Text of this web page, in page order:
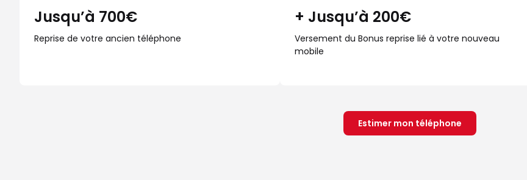
Jusqu’à 700€
Reprise de votre ancien téléphone
+ Jusqu’à 200€
Versement du Bonus reprise lié à votre nouveau
mobile
Estimer mon téléphone